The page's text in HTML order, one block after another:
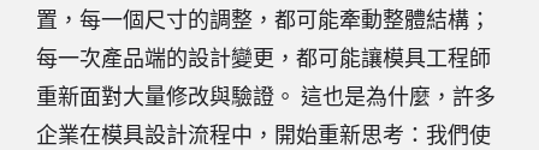
置，每一個尺寸的調整，都可能牽動整體結構；
每一次產品端的設計變更，都可能讓模具工程師
重新面對大量修改與驗證。 這也是為什麼，許多
企業在模具設計流程中，開始重新思考：我們使